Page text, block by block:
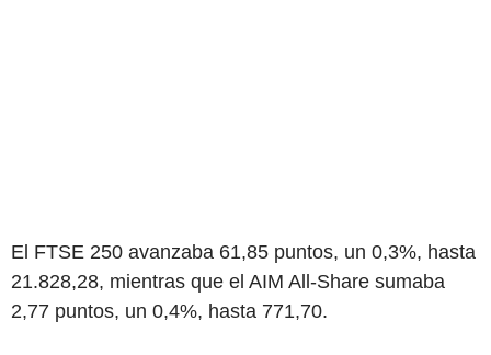
El FTSE 250 avanzaba 61,85 puntos, un 0,3%, hasta
21.828,28, mientras que el AIM All-Share sumaba
2,77 puntos, un 0,4%, hasta 771,70.